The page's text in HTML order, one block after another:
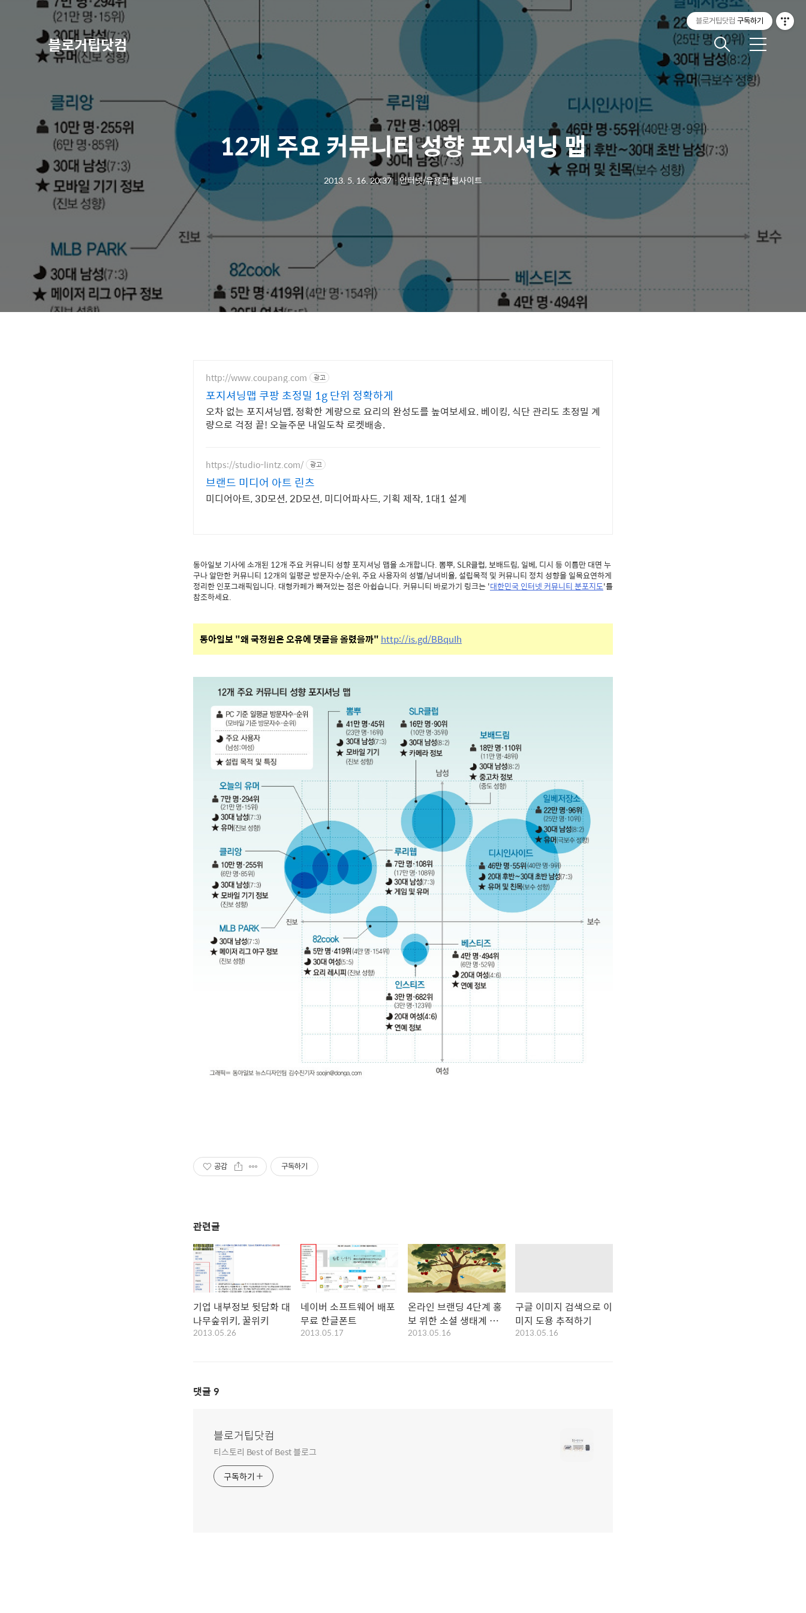
블로거팁닷컴 메
뉴
12개 주요 커뮤니티 성향 포지셔닝 맵
2013. 5. 16. 20:37ㆍ인터넷/유용한 웹사이트
http://www.coupang.com 광고
포지셔닝맵 쿠팡 초정밀 1g 단위 정확하게
오차 없는 포지셔닝맵, 정확한 계량으로 요리의 완성도를 높여보세요. 베이킹, 식단 관리도 초정밀 계
량으로 걱정 끝! 오늘주문 내일도착 로켓배송.
https://studio-lintz.com/ 광고
브랜드 미디어 아트 린츠
미디어아트, 3D모션, 2D모션, 미디어파사드, 기획 제작, 1대1 설계
동아일보 기사에 소개된 12개 주요 커뮤니티 성향 포지셔닝 맵을 소개합니다. 뽐뿌, SLR클럽, 보배드림, 일베, 디시 등 이름만 대면 누
구나 알만한 커뮤니티 12개의 일평균 방문자수/순위, 주요 사용자의 성별/남녀비율, 설립목적 및 커뮤니티 정치 성향을 일목요연하게
정리한 인포그래픽입니다. 대형카페가 빠져있는 점은 아쉽습니다. 커뮤니티 바로가기 링크는 '대한민국 인터넷 커뮤니티 분포지도'를
참조하세요.
동아일보 "왜 국정원은 오유에 댓글을 올렸을까" http://is.gd/BBquIh
공감 구독하기
관련글
기업 내부정보 뒷담화 대
나무숲위키, 꿀위키
2013.05.26
네이버 소프트웨어 배포
무료 한글폰트
2013.05.17
온라인 브랜딩 4단계 홍
보 위한 소셜 생태계 구
축하기
2013.05.16
구글 이미지 검색으로 이
미지 도용 추적하기
2013.05.16
댓글 9
블로거팁닷컴
티스토리 Best of Best 블로그
구독하기
블로거팁닷컴 구독하기